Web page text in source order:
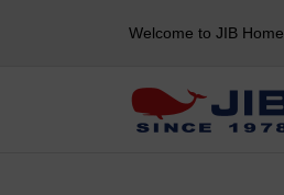
Welcome to JIB